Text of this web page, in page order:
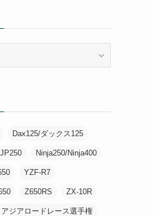
Dax125/ダックス125
JP250 Ninja250/Ninja400
YZF-R7
Z650RS ZX-10R
アジアロードレース選手権